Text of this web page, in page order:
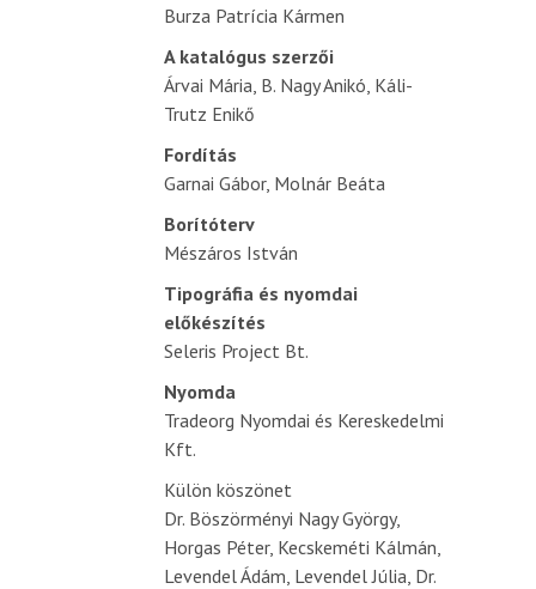
Burza Patrícia Kármen
A katalógus szerzői
Árvai Mária, B. Nagy Anikó, Káli-
Trutz Enikő
Fordítás
Garnai Gábor, Molnár Beáta
Borítóterv
Mészáros István
Tipográfia és nyomdai
előkészítés
Seleris Project Bt.
Nyomda
Tradeorg Nyomdai és Kereskedelmi
Kft.
Külön köszönet
Dr. Böszörményi Nagy György,
Horgas Péter, Kecskeméti Kálmán,
Levendel Ádám, Levendel Júlia, Dr.